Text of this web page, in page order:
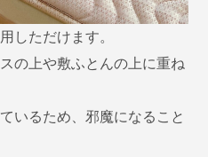
しただけます。
の上や敷ふとんの上に重ね
いるため、邪魔になること